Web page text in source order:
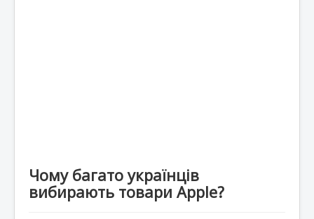
Происшествия
UA
Чому багато українців
вибирають товари Apple?